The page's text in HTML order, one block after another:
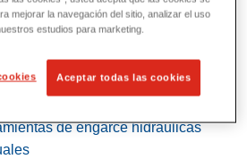
de servicios públicos y de
Herramientas de servicios
de engarce hidráulicas
mejorar la navegación del sitio, analizar el uso
estudios para marketing.
Aceptar todas las cookies